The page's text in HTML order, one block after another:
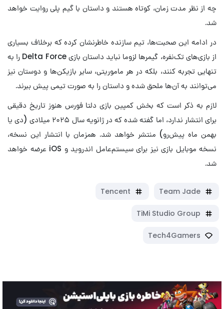
چه از نظر مدت زمان، کوتاه هستند و داستان با گیم پلی روایت خواهد
شد.
در ادامه این صحبت‌ها، تیم سازنده خاطرنشان کرده که برخلاف بسیاری
از بازی‌های تک‌نفره، گیمرها لزوما نباید داستان بازی Delta Force را به
تنهایی تجربه کنند، بلکه در هر ماموریتی، سایر بازیکن‎‌ها و دوستان نیز
می‌توانند به آن‌ها ملحق شده و داستان را به صورت تیمی پیش ببرند.
لازم به ذکر است که بخش کمپین بازی دلتا فورس هنوز تاریخ دقیقی
برای انتشار ندارد، اما گفته شده که در ژانویه سال ۲۰۲۵ میلادی (دی یا
بهمن ماه پیش‌رو) منتشر خواهد شد. همزمان با انتشار این نسخه،
نسخه موبایل بازی نیز برای سیستم‌عامل اندروید و iOS عرضه خواهد
شد.
Team Jade
Tencent
TiMi Studio Group
Tech4Gamers